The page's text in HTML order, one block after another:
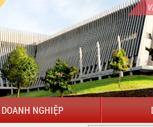
DOANH NGHIỆP